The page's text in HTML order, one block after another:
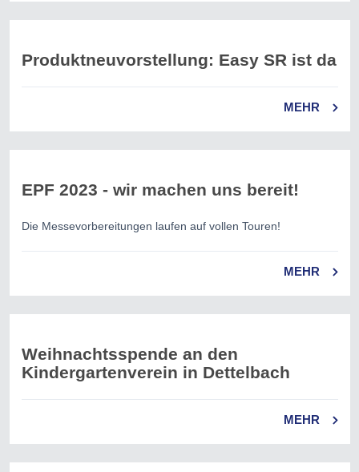
Produktneuvorstellung: Easy SR ist da
MEHR
EPF 2023 - wir machen uns bereit!
Die Messevorbereitungen laufen auf vollen Touren!
MEHR
Weihnachtsspende an den
Kindergartenverein in Dettelbach
MEHR